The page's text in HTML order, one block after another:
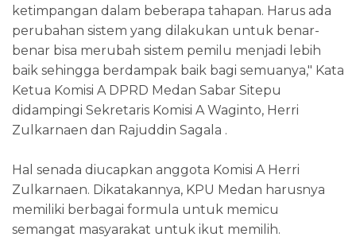
ketimpangan dalam beberapa tahapan. Harus ada
perubahan sistem yang dilakukan untuk benar-
benar bisa merubah sistem pemilu menjadi lebih
baik sehingga berdampak baik bagi semuanya," Kata
Ketua Komisi A DPRD Medan Sabar Sitepu
didampingi Sekretaris Komisi A Waginto, Herri
Zulkarnaen dan Rajuddin Sagala .
Hal senada diucapkan anggota Komisi A Herri
Zulkarnaen. Dikatakannya, KPU Medan harusnya
memiliki berbagai formula untuk memicu
semangat masyarakat untuk ikut memilih.